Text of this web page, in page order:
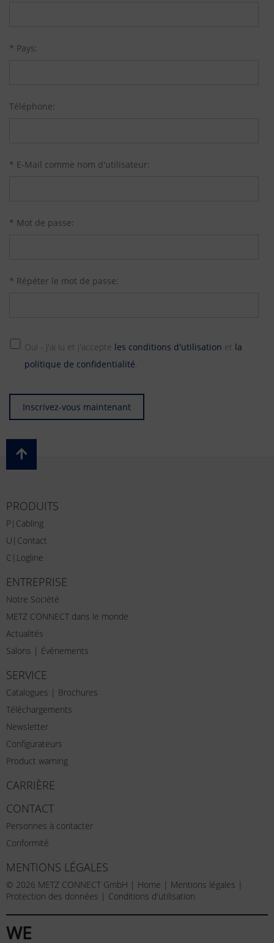
* Pays:
Téléphone:
* E-Mail comme nom d'utilisateur:
* Mot de passe:
* Répéter le mot de passe:
Oui - J'ai lu et j'accepte les conditions d'utilisation et la
politique de confidentialité.
Inscrivez-vous maintenant
PRODUITS
P|Cabling
U|Contact
C|Logline
ENTREPRISE
Notre Société
METZ CONNECT dans le monde
Actualités
Salons | Évènements
SERVICE
Catalogues | Brochures
Téléchargements
Newsletter
Configurateurs
Product warning
CARRIÈRE
CONTACT
Personnes à contacter
Conformité
MENTIONS LÉGALES
© 2026 METZ CONNECT GmbH | Home | Mentions légales |
Protection des données | Conditions d'utilisation
WE